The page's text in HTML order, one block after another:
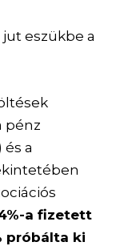
eszükbe a
pénz
a
a fizetett
próbálta ki